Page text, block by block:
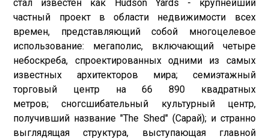
стал известен как Hudson Yards - крупнейший
частный проект в области недвижимости всех
времен, представляющий собой многоцелевое
использование: мегаполис, включающий четыре
небоскреба, спроектированных одними из самых
известных архитекторов мира; семиэтажный
торговый центр на 66 890 квадратных
метров; сногсшибательный культурный центр,
получивший название "The Shed" (Сарай); и странно
выглядящая структура, выступающая главной